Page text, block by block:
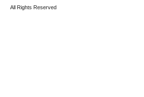
All Rights Reserved